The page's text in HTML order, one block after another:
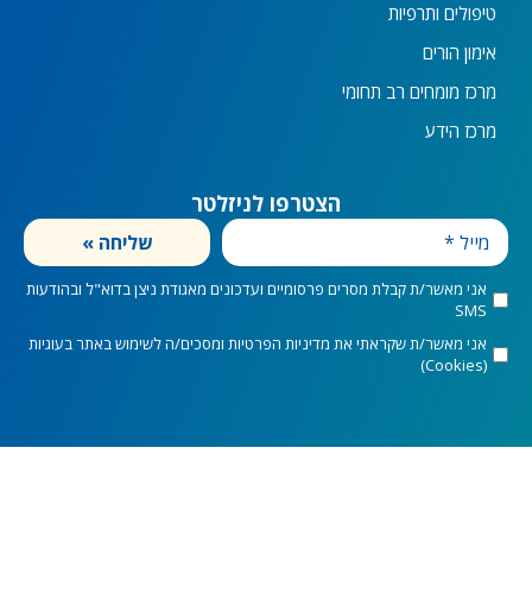
טיפולים ותרפיות
אימון הורים
מרכז מומחים רב תחומי
מרכז הידע
הצטרפו לניזלטר
אני מאשר/ת קבלת מסרים פרסומיים ועדכונים מאגודת ניצן בדוא"ל ובהודעות
SMS
אני מאשר/ת שקראתי אתמדיניות הפרטיותומסכים/ה לשימוש באתר בעוגיות
שליחה »